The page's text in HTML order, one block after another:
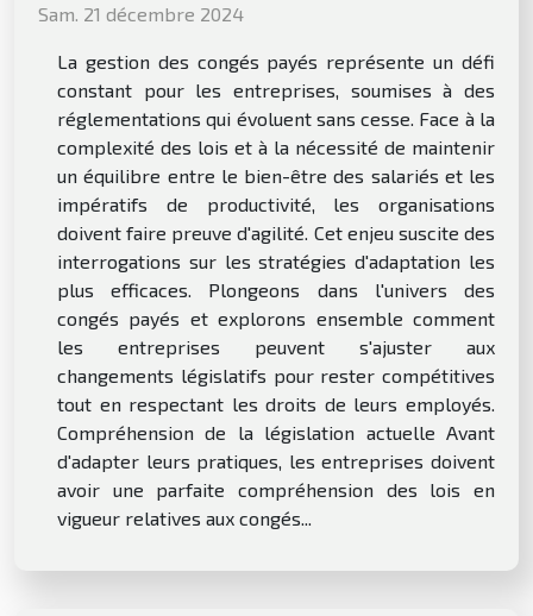
Sam. 21 décembre 2024
La gestion des congés payés représente un défi
constant pour les entreprises, soumises à des
réglementations qui évoluent sans cesse. Face à la
complexité des lois et à la nécessité de maintenir
un équilibre entre le bien-être des salariés et les
impératifs de productivité, les organisations
doivent faire preuve d'agilité. Cet enjeu suscite des
interrogations sur les stratégies d'adaptation les
plus efficaces. Plongeons dans l'univers des
congés payés et explorons ensemble comment
les entreprises peuvent s'ajuster aux
changements législatifs pour rester compétitives
tout en respectant les droits de leurs employés.
Compréhension de la législation actuelle Avant
d'adapter leurs pratiques, les entreprises doivent
avoir une parfaite compréhension des lois en
vigueur relatives aux congés...